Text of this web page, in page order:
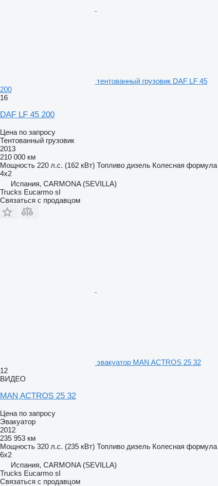
тентованный грузовик DAF LF 45
200
16
DAF LF 45 200
Цена по запросу
Тентованный грузовик
2013
210 000 км
Мощность 220 л.с. (162 кВт) Топливо дизель Колесная формула
4x2
Испания, CARMONA (SEVILLA)
Trucks Eucarmo sl
Связаться с продавцом
эвакуатор MAN ACTROS 25 32
12
ВИДЕО
MAN ACTROS 25 32
Цена по запросу
Эвакуатор
2012
235 953 км
Мощность 320 л.с. (235 кВт) Топливо дизель Колесная формула
6x2
Испания, CARMONA (SEVILLA)
Trucks Eucarmo sl
Связаться с продавцом